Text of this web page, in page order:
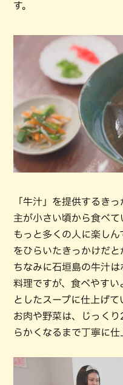
す。
「牛汁」を提供するき
主が小さい頃から食べて
もっと多くの人に楽し
をひらいたきっかけだと
ちなみに石垣島の牛汁
料理ですが、食べやすい
としたスープに仕上げて
お肉や野菜は、じっく
らかくなるまで丁寧に仕